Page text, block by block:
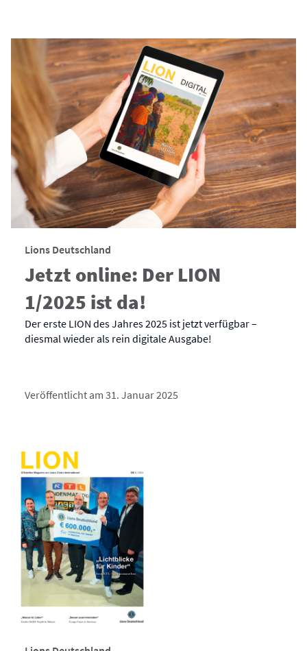
Lions Deutschland
Jetzt online: Der LION
1/2025 ist da!
Der erste LION des Jahres 2025 ist jetzt verfügbar –
diesmal wieder als rein digitale Ausgabe!
Veröffentlicht am 31. Januar 2025